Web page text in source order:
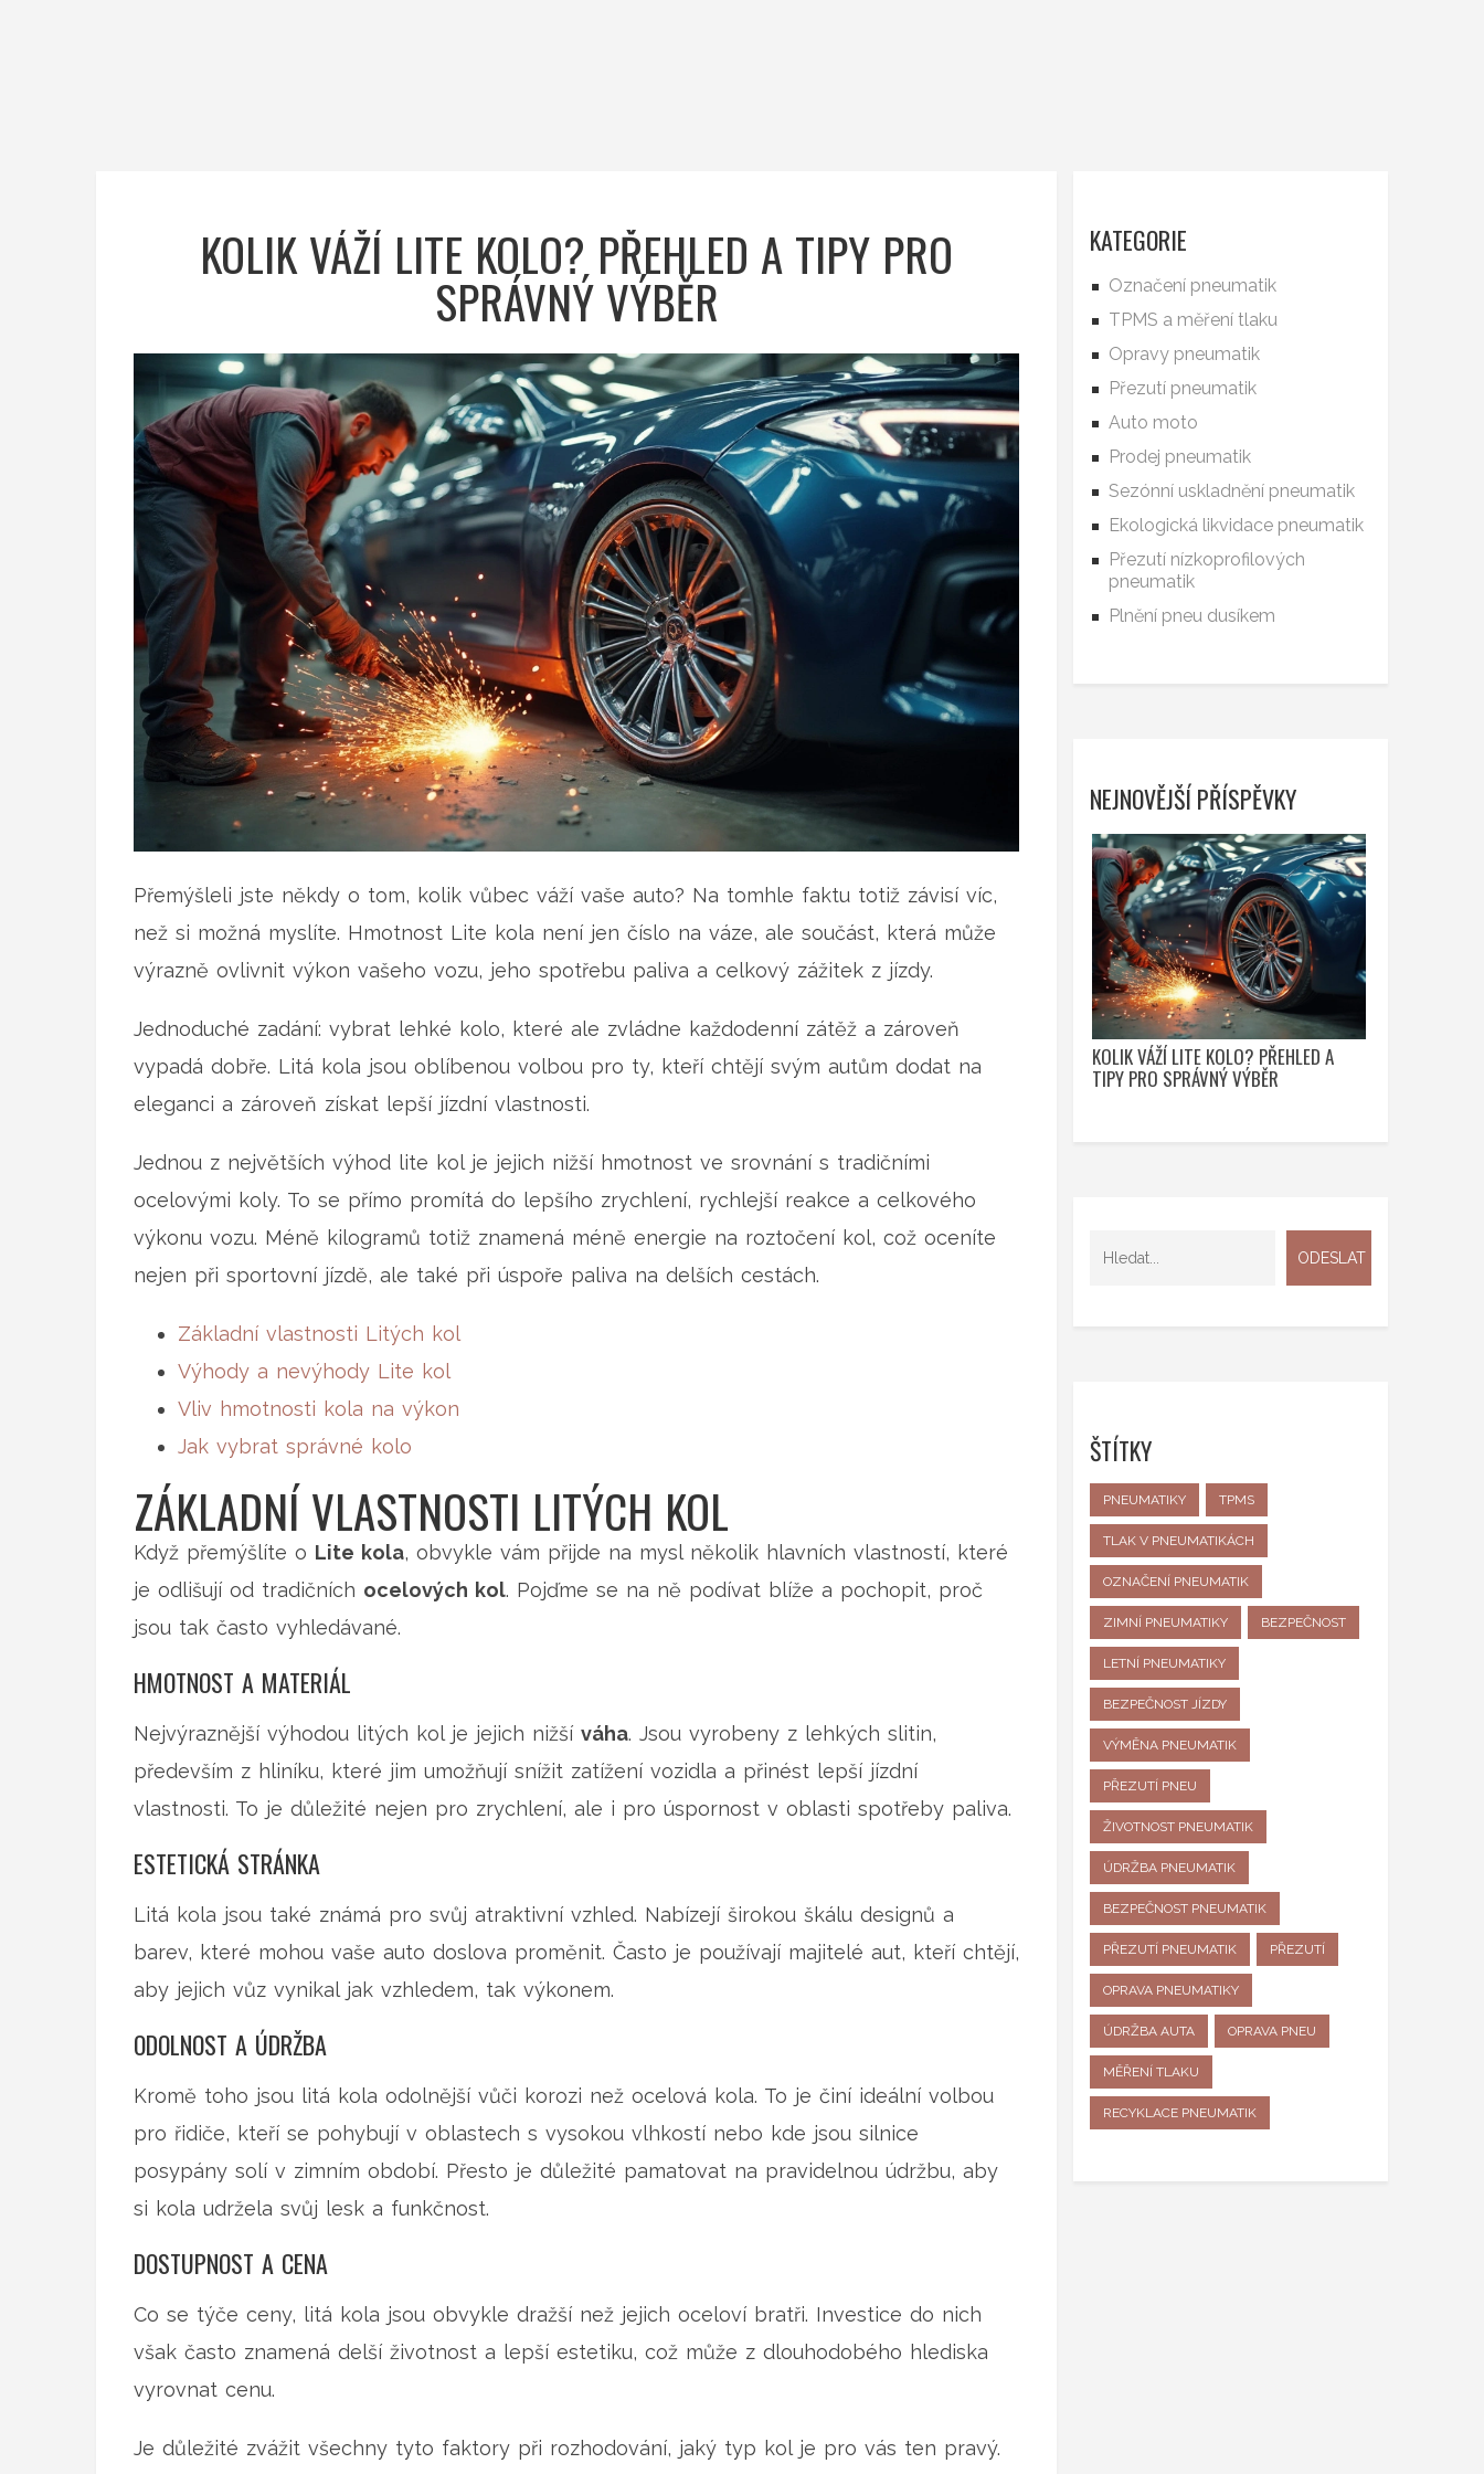
KOLIK VÁŽÍ LITE KOLO? PŘEHLED A TIPY PRO
SPRÁVNÝ VÝBĚR
Přemýšleli jste někdy o tom, kolik vůbec váží vaše auto? Na tomhle faktu totiž závisí víc,
než si možná myslíte. Hmotnost Lite kola není jen číslo na váze, ale součást, která může
výrazně ovlivnit výkon vašeho vozu, jeho spotřebu paliva a celkový zážitek z jízdy.
Jednoduché zadání: vybrat lehké kolo, které ale zvládne každodenní zátěž a zároveň
vypadá dobře. Litá kola jsou oblíbenou volbou pro ty, kteří chtějí svým autům dodat na
eleganci a zároveň získat lepší jízdní vlastnosti.
Jednou z největších výhod lite kol je jejich nižší hmotnost ve srovnání s tradičními
ocelovými koly. To se přímo promítá do lepšího zrychlení, rychlejší reakce a celkového
výkonu vozu. Méně kilogramů totiž znamená méně energie na roztočení kol, což oceníte
nejen při sportovní jízdě, ale také při úspoře paliva na delších cestách.
Základní vlastnosti Litých kol
Výhody a nevýhody Lite kol
Vliv hmotnosti kola na výkon
Jak vybrat správné kolo
ZÁKLADNÍ VLASTNOSTI LITÝCH KOL
Když přemýšlíte o Lite kola, obvykle vám přijde na mysl několik hlavních vlastností, které
je odlišují od tradičních ocelových kol. Pojďme se na ně podívat blíže a pochopit, proč
jsou tak často vyhledávané.
HMOTNOST A MATERIÁL
Nejvýraznější výhodou litých kol je jejich nižší váha. Jsou vyrobeny z lehkých slitin,
především z hliníku, které jim umožňují snížit zatížení vozidla a přinést lepší jízdní
vlastnosti. To je důležité nejen pro zrychlení, ale i pro úspornost v oblasti spotřeby paliva.
ESTETICKÁ STRÁNKA
Litá kola jsou také známá pro svůj atraktivní vzhled. Nabízejí širokou škálu designů a
barev, které mohou vaše auto doslova proměnit. Často je používají majitelé aut, kteří chtějí,
aby jejich vůz vynikal jak vzhledem, tak výkonem.
ODOLNOST A ÚDRŽBA
Kromě toho jsou litá kola odolnější vůči korozi než ocelová kola. To je činí ideální volbou
pro řidiče, kteří se pohybují v oblastech s vysokou vlhkostí nebo kde jsou silnice
posypány solí v zimním období. Přesto je důležité pamatovat na pravidelnou údržbu, aby
si kola udržela svůj lesk a funkčnost.
DOSTUPNOST A CENA
Co se týče ceny, litá kola jsou obvykle dražší než jejich oceloví bratři. Investice do nich
však často znamená delší životnost a lepší estetiku, což může z dlouhodobého hlediska
vyrovnat cenu.
Je důležité zvážit všechny tyto faktory při rozhodování, jaký typ kol je pro vás ten pravý.
KATEGORIE
Označení pneumatik
TPMS a měření tlaku
Opravy pneumatik
Přezutí pneumatik
Auto moto
Prodej pneumatik
Sezónní uskladnění pneumatik
Ekologická likvidace pneumatik
Přezutí nízkoprofilových
pneumatik
Plnění pneu dusíkem
NEJNOVĚJŠÍ PŘÍSPĚVKY
KOLIK VÁŽÍ LITE KOLO? PŘEHLED A
TIPY PRO SPRÁVNÝ VÝBĚR
ŠTÍTKY
PNEUMATIKY TPMS
TLAK V PNEUMATIKÁCH
OZNAČENÍ PNEUMATIK
ZIMNÍ PNEUMATIKY BEZPEČNOST
LETNÍ PNEUMATIKY
BEZPEČNOST JÍZDY
VÝMĚNA PNEUMATIK
PŘEZUTÍ PNEU
ŽIVOTNOST PNEUMATIK
ÚDRŽBA PNEUMATIK
BEZPEČNOST PNEUMATIK
PŘEZUTÍ PNEUMATIK PŘEZUTÍ
OPRAVA PNEUMATIKY
ÚDRŽBA AUTA OPRAVA PNEU
MĚŘENÍ TLAKU
RECYKLACE PNEUMATIK